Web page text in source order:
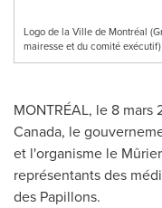
Logo de la Ville de Montréal
mairesse et du comité exécutif)
MONTRÉAL, le 8 mars
Canada, le
et l'organisme le
représentants des
des Papillons.